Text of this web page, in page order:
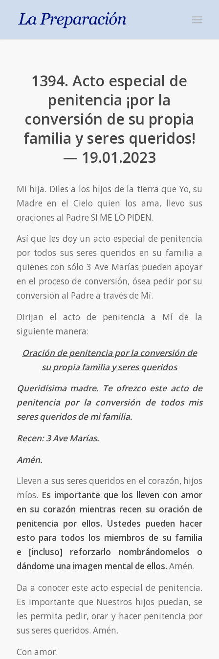
1394. Acto especial de
penitencia ¡por la
conversión de su propia
familia y seres queridos!
— 19.01.2023
Mi hija. Diles a los hijos de la tierra que Yo, su
Madre en el Cielo quien los ama, llevo sus
oraciones al Padre SI ME LO PIDEN.
Así que les doy un acto especial de penitencia
por todos sus seres queridos en su familia a
quienes con sólo 3 Ave Marías pueden apoyar
en el proceso de conversión, ósea pedir por su
conversión al Padre a través de Mí.
Dirijan el acto de penitencia a Mí de la
siguiente manera:
Oración de penitencia por la conversión de
su propia familia y seres queridos
Queridísima madre. Te ofrezco este acto de
penitencia por la conversión de todos mis
seres queridos de mi familia.
Recen: 3 Ave Marías.
Amén.
Lleven a sus seres queridos en el corazón, hijos
míos. Es importante que los lleven con amor
en su corazón mientras recen su oración de
penitencia por ellos. Ustedes pueden hacer
esto para todos los miembros de su familia
e [incluso] reforzarlo nombrándomelos o
dándome una imagen mental de ellos. Amén.
Da a conocer este acto especial de penitencia.
Es importante que Nuestros hijos puedan, se
les permita pedir, orar y hacer penitencia por
sus seres queridos. Amén.
Con amor.